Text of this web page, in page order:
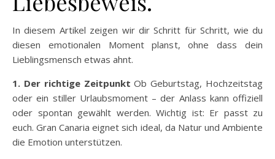
In diesem Artikel zeigen wir dir Schritt für Schritt, wie du
diesen emotionalen Moment planst, ohne dass dein
Lieblingsmensch etwas ahnt.
1. Der richtige Zeitpunkt Ob Geburtstag, Hochzeitstag
oder ein stiller Urlaubsmoment – der Anlass kann offiziell
oder spontan gewählt werden. Wichtig ist: Er passt zu
euch. Gran Canaria eignet sich ideal, da Natur und Ambiente
die Emotion unterstützen.